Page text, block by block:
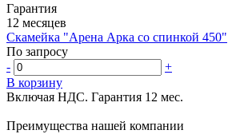
Гарантия
12 месяцев
Скамейка "Арена Арка со спинкой 450"
По запросу
-
+
В корзину
Включая НДС. Гарантия 12 мес.
Преимущества нашей компании